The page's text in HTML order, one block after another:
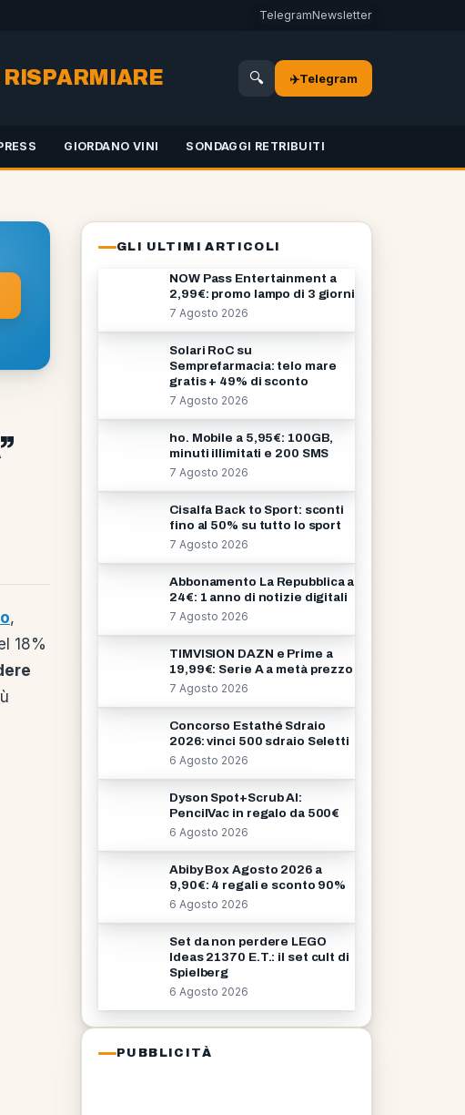
TelegramNewsletter
RISPARMIARE 🔍 ✈️Telegram
GIORDANO VINI SONDAGGI RETRIBUITI
,
18%
GLI ULTIMI ARTICOLI
NOW Pass Entertainment a
2,99€: promo lampo di 3 giorni
7 Agosto 2026
Solari RoC su
Semprefarmacia: telo mare
gratis + 49% di sconto
7 Agosto 2026
ho. Mobile a 5,95€: 100GB,
minuti illimitati e 200 SMS
7 Agosto 2026
Cisalfa Back to Sport: sconti
fino al 50% su tutto lo sport
7 Agosto 2026
Abbonamento La Repubblica a
24€: 1 anno di notizie digitali
7 Agosto 2026
TIMVISION DAZN e Prime a
19,99€: Serie A a metà prezzo
7 Agosto 2026
Concorso Estathé Sdraio
2026: vinci 500 sdraio Seletti
6 Agosto 2026
Dyson Spot+Scrub AI:
PencilVac in regalo da 500€
6 Agosto 2026
Abiby Box Agosto 2026 a
9,90€: 4 regali e sconto 90%
6 Agosto 2026
Set da non perdere LEGO
Ideas 21370 E.T.: il set cult di
Spielberg
6 Agosto 2026
PUBBLICITÀ